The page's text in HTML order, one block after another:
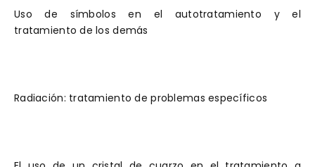
Uso de símbolos en el autotratamiento y el
tratamiento de los demás
Radiación: tratamiento de problemas específicos